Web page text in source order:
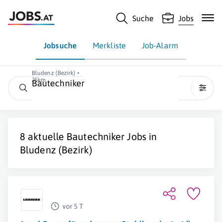
Suche Jobs
Jobsuche Merkliste Job-Alarm
Bludenz (Bezirk) •
25km
Bautechniker
8 aktuelle Bautechniker Jobs in
Bludenz (Bezirk)
vor 5 T